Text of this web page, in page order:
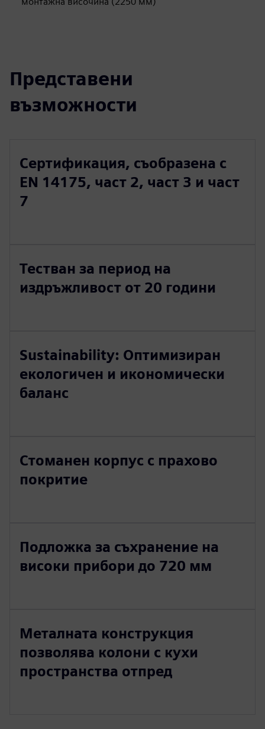
Представени
възможности
Сертификация, съобразена с
EN 14175, част 2, част 3 и част
7
Тестван за период на
издръжливост от 20 години
Sustainability: Оптимизиран
екологичен и икономически
баланс
Стоманен корпус с прахово
покритие
Подложка за съхранение на
високи прибори до 720 мм
Металната конструкция
позволява колони с кухи
пространства отпред